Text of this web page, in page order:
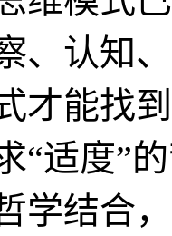
、认知
才能找
“适度”
学结合